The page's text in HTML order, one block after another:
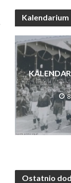
Kalendarium
Ostatnio